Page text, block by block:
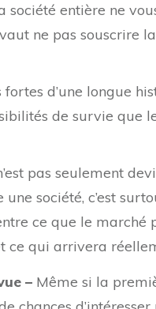
société entière ne
ne pas souscrire
fortes d’une longue
de survie que
pas seulement
société, c’est
ce que le marché
ce qui arrivera
– Même si la